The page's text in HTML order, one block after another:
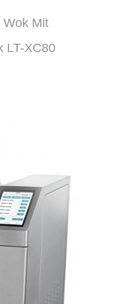
Wok Mit
LT-XC80